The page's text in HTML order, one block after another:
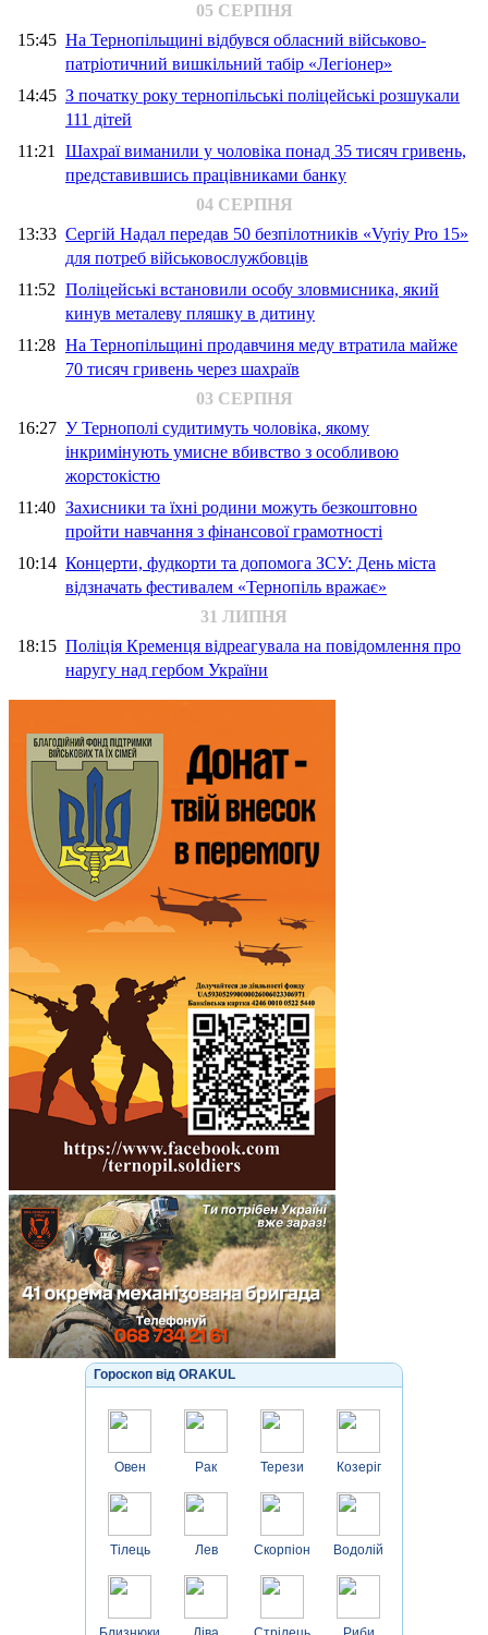
05 СЕРПНЯ
15:45 На Тернопільщині відбувся обласний військово-
патріотичний вишкільний табір «Легіонер»
14:45 З початку року тернопільські поліцейські розшукали
111 дітей
11:21 Шахраї виманили у чоловіка понад 35 тисяч гривень,
представившись працівниками банку
04 СЕРПНЯ
13:33 Сергій Надал передав 50 безпілотників «Vyriy Pro 15»
для потреб військовослужбовців
11:52 Поліцейські встановили особу зловмисника, який
кинув металеву пляшку в дитину
11:28 На Тернопільщині продавчиня меду втратила майже
70 тисяч гривень через шахраїв
03 СЕРПНЯ
16:27 У Тернополі судитимуть чоловіка, якому
інкримінують умисне вбивство з особливою
жорстокістю
11:40 Захисники та їхні родини можуть безкоштовно
пройти навчання з фінансової грамотності
10:14 Концерти, фудкорти та допомога ЗСУ: День міста
відзначать фестивалем «Тернопіль вражає»
31 ЛИПНЯ
18:15 Поліція Кременця відреагувала на повідомлення про
наругу над гербом України
Гороскоп від ORAKUL
Овен
Тілець
Рак
Лев
Терези
Скорпіон
Козеріг
Водолій